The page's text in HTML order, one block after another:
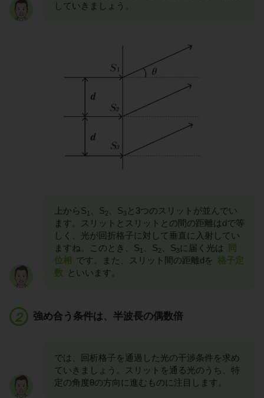
していきましょう。
上からS1 、S2 、S3 と3つのスリットが並んでい
ます。スリットとスリットとの間の距離はdで等
しく、光が回折格子に対して垂直に入射してい
ますね。このとき、S1 、S2 、S3に届く光は
同
位相
です。また、スリット間の距離dを 格子定
数 といいます。
強め合う条件は、半波長の偶数倍
では、回析格子を通過した光の干渉条件を求め
ていきましょう。スリットを通る光のうち、特
定の角度θの方向に進むものに注目します。